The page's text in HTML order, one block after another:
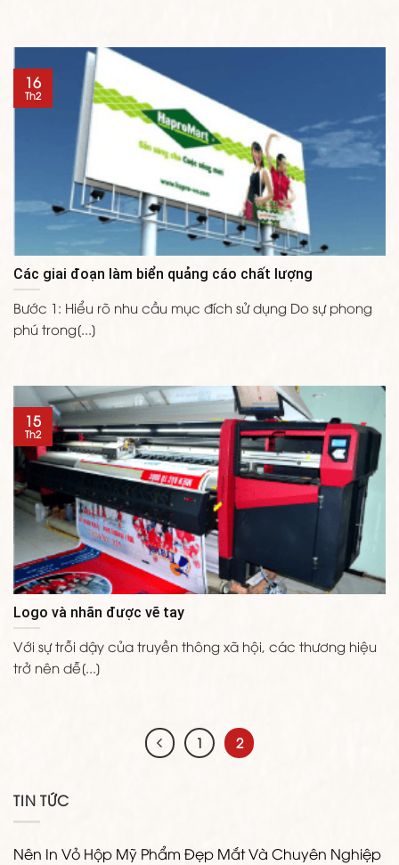
TIN TỨC
Nên In Vỏ Hộp Mỹ Phẩm Đẹp Mắt Và Chuyên Nghiệp
Các giai đoạn làm biển quảng cáo chất lượng
Bước 1: Hiểu rõ nhu cầu mục đích sử dụng Do sự phong
phú trong[...]
16
Th2
Logo và nhãn được vẽ tay
Với sự trỗi dậy của truyền thông xã hội, các thương hiệu
trở nên dễ[...]
15
Th2
1 2